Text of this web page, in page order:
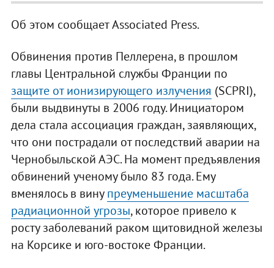
Об этом сообщает Associated Press.
Обвинения против Пеллерена, в прошлом
главы Центральной службы Франции по
защите от ионизирующего излучения (SCPRI),
были выдвинуты в 2006 году. Инициатором
дела стала ассоциация граждан, заявляющих,
что они пострадали от последствий аварии на
Чернобыльской АЭС. На момент предъявления
обвинений ученому было 83 года. Ему
вменялось в винупреуменьшение масштаба
радиационной угрозы, которое привело к
росту заболеваний раком щитовидной железы
на Корсике и юго-востоке Франции.